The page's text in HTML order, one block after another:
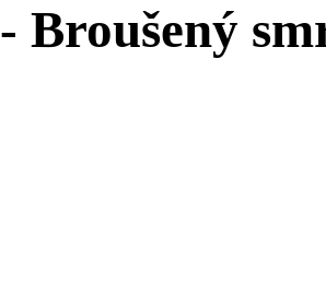
Broušený